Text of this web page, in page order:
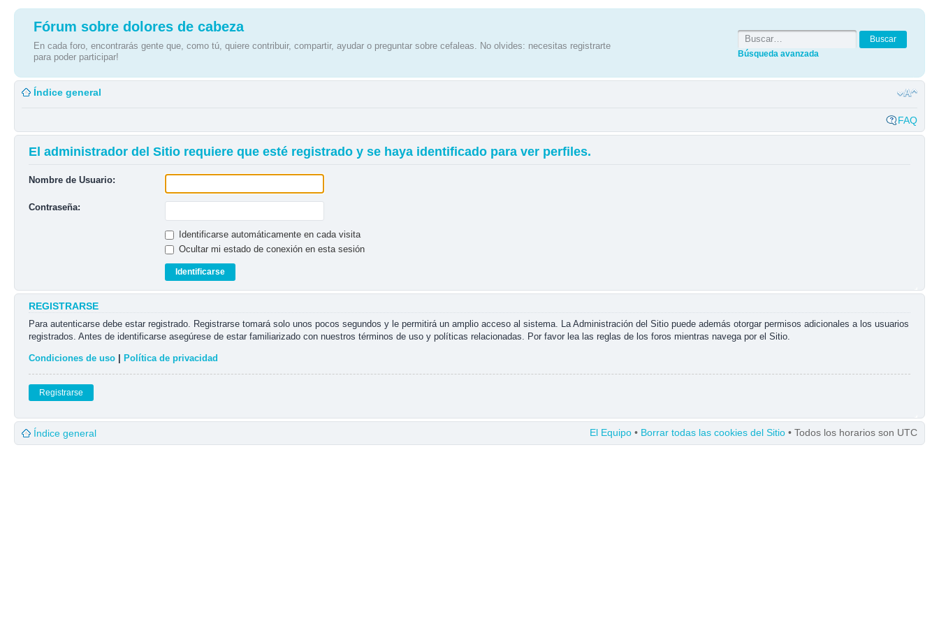
Fórum sobre dolores de cabeza
En cada foro, encontrarás gente que, como tú, quiere contribuir, compartir, ayudar o preguntar sobre cefaleas. No olvides: necesitas registrarte
para poder participar!
Búsqueda avanzada
Índice general
FAQ
El administrador del Sitio requiere que esté registrado y se haya identificado para ver perfiles.
Nombre de Usuario:
Contraseña:
Identificarse automáticamente en cada visita
Ocultar mi estado de conexión en esta sesión
REGISTRARSE
Para autenticarse debe estar registrado. Registrarse tomará solo unos pocos segundos y le permitirá un amplio acceso al sistema. La Administración del Sitio puede además otorgar permisos adicionales a los usuarios
registrados. Antes de identificarse asegúrese de estar familiarizado con nuestros términos de uso y políticas relacionadas. Por favor lea las reglas de los foros mientras navega por el Sitio.
Condiciones de uso Política de privacidad
Registrarse
Índice general El Equipo • Borrar todas las cookies del Sitio • Todos los horarios son UTC